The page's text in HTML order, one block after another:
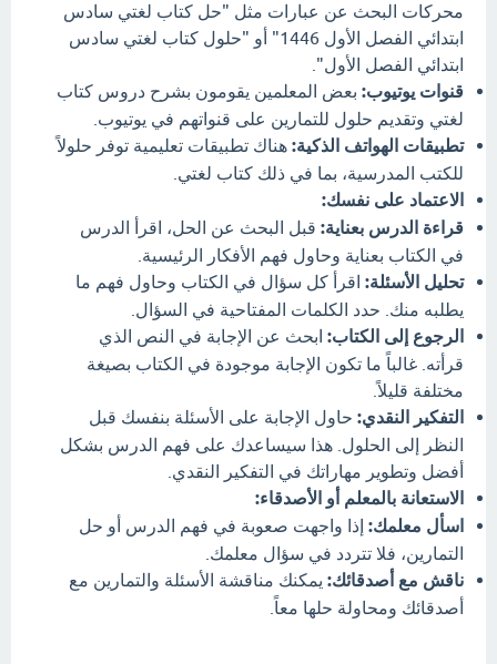
محركات البحث عن عبارات مثل "حل كتاب لغتي سادس
ابتدائي الفصل الأول 1446" أو "حلول كتاب لغتي سادس
ابتدائي الفصل الأول".
قنوات يوتيوب: بعض المعلمين يقومون بشرح دروس كتاب
لغتي وتقديم حلول للتمارين على قنواتهم في يوتيوب.
تطبيقات الهواتف الذكية: هناك تطبيقات تعليمية توفر حلولاً
للكتب المدرسية، بما في ذلك كتاب لغتي.
الاعتماد على نفسك:
قراءة الدرس بعناية: قبل البحث عن الحل، اقرأ الدرس
في الكتاب بعناية وحاول فهم الأفكار الرئيسية.
تحليل الأسئلة: اقرأ كل سؤال في الكتاب وحاول فهم ما
يطلبه منك. حدد الكلمات المفتاحية في السؤال.
الرجوع إلى الكتاب: ابحث عن الإجابة في النص الذي
قرأته. غالباً ما تكون الإجابة موجودة في الكتاب بصيغة
مختلفة قليلاً.
التفكير النقدي: حاول الإجابة على الأسئلة بنفسك قبل
النظر إلى الحلول. هذا سيساعدك على فهم الدرس بشكل
أفضل وتطوير مهاراتك في التفكير النقدي.
الاستعانة بالمعلم أو الأصدقاء:
اسأل معلمك: إذا واجهت صعوبة في فهم الدرس أو حل
التمارين، فلا تتردد في سؤال معلمك.
ناقش مع أصدقائك: يمكنك مناقشة الأسئلة والتمارين مع
أصدقائك ومحاولة حلها معاً.